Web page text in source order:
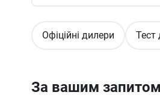
Офіційні дилери Тест
За вашим